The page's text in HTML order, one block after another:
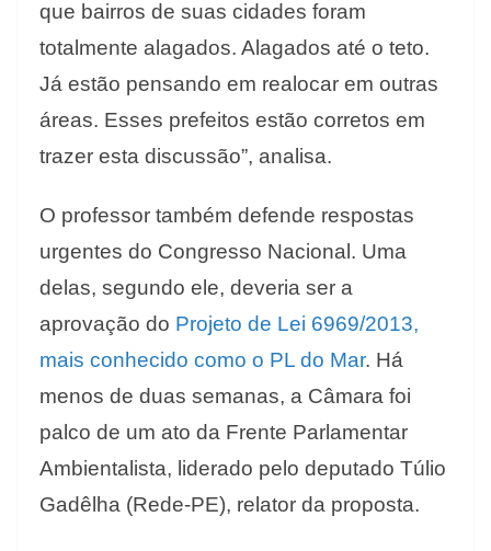
que bairros de suas cidades foram
totalmente alagados. Alagados até o teto.
Já estão pensando em realocar em outras
áreas. Esses prefeitos estão corretos em
trazer esta discussão”, analisa.
O professor também defende respostas
urgentes do Congresso Nacional. Uma
delas, segundo ele, deveria ser a
aprovação do Projeto de Lei 6969/2013,
mais conhecido como o PL do Mar. Há
menos de duas semanas, a Câmara foi
palco de um ato da Frente Parlamentar
Ambientalista, liderado pelo deputado Túlio
Gadêlha (Rede-PE), relator da proposta.